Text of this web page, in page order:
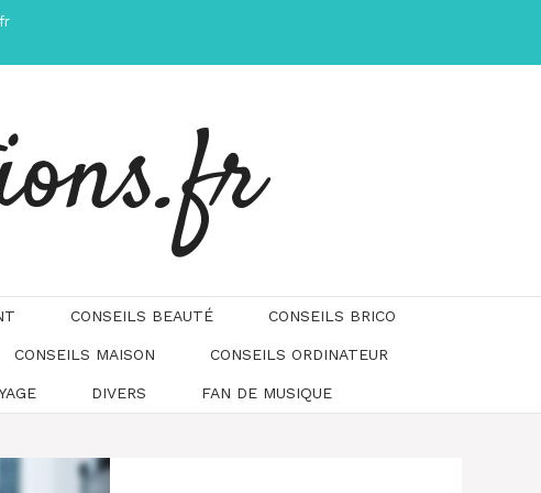
CONSEILS BEAUTÉ CONSEILS BRICO
CONSEILS MAISON CONSEILS ORDINATEUR
DIVERS FAN DE MUSIQUE